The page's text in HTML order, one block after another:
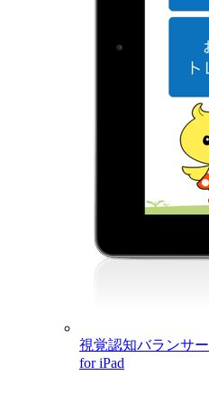
視覚認知バランサー
for iPad